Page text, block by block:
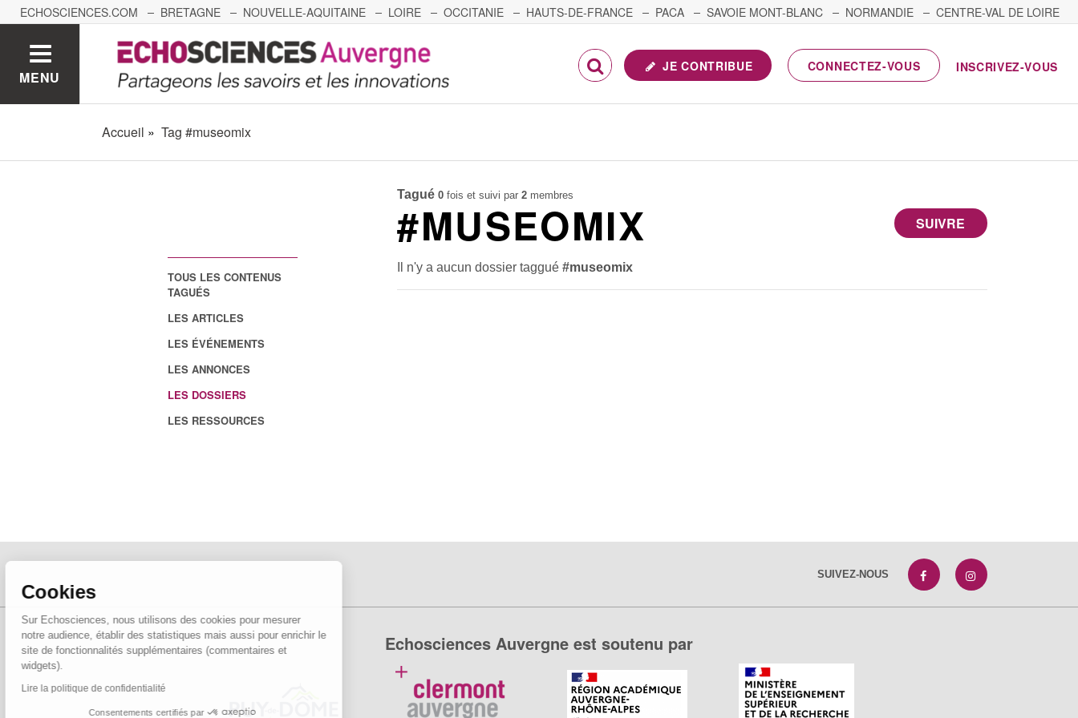
Cookies
Sur Echosciences, nous utilisons des cookies pour mesurer
notre audience, établir des statistiques mais aussi pour enrichir le
site de fonctionnalités supplémentaires (commentaires et
widgets).
Lire la politique de confidentialité
Consentements certifiés par
ECHOSCIENCES.COM BRETAGNE NOUVELLE-AQUITAINE LOIRE OCCITANIE HAUTS-DE-FRANCE PACA SAVOIE MONT-BLANC NORMANDIE
CENTRE-VAL DE LOIRE
GRENOBLE GRAND EST BOURGOGNE-FRANCHE-COMTÉ
MENU
JE CONTRIBUE CONNECTEZ-VOUS INSCRIVEZ-VOUS
Accueil Tag #museomix
TOUS LES CONTENUS
TAGUÉS
LES ARTICLES
LES ÉVÉNEMENTS
LES ANNONCES
LES DOSSIERS
LES RESSOURCES
Tagué 0 fois et suivi par2 membres
SUIVRE
#MUSEOMIX
Il n'y a aucun dossier taggué#museomix
SUIVEZ-NOUS
Echosciences Auvergne est soutenu par